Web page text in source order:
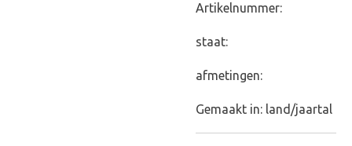
Artikelnummer:
staat:
afmetingen:
Gemaakt in: land/jaartal